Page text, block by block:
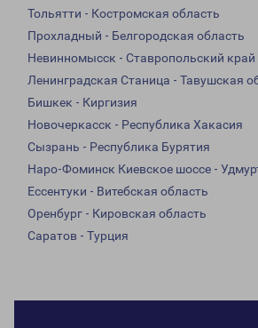
Тольятти - Костромская область
Прохладный - Белгородская область
Невинномысск - Ставропольский край
Ленинградская Станица - Тавушская
Бишкек - Киргизия
Новочеркасск - Республика Хакасия
Сызрань - Республика Бурятия
Наро-Фоминск Киевское шоссе -
Ессентуки - Витебская область
Оренбург - Кировская область
Саратов - Турция